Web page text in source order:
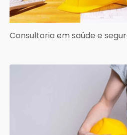
Consultoria em saúde e